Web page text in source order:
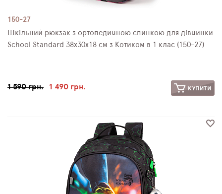
150-27
Шкільний рюкзак з ортопедичною спинкою для дівчинки
School Standard 38х30х18 см з Котиком в 1 клас (150-27)
1 590 грн. 1 490 грн. КУПИТИ